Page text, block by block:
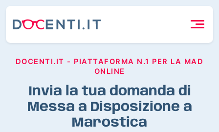
DOCENTI.IT - PIATTAFORMA N.1 PER LA MAD
ONLINE
Invia la tua domanda di
Messa a Disposizione a
Marostica